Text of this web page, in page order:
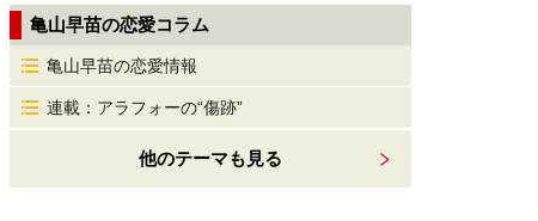
亀山早苗の恋愛コラム
亀山早苗の恋愛情報
連載：アラフォーの“傷跡”
他のテーマも見る